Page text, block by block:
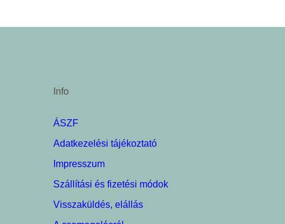
Info
ÁSZF
Adatkezelési tájékoztató
Impresszum
Szállítási és fizetési módok
Visszaküldés, elállás